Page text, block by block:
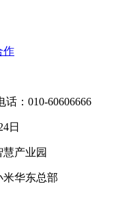
作
：010-60606666
日
产业园
米华东总部